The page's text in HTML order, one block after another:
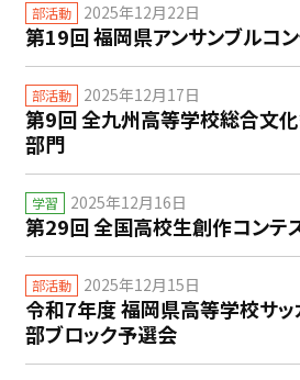
部活動 2025年12月22日
第19回 福岡県アンサンブルコ
部活動 2025年12月17日
第9回 全九州高等学校総合文
部門
学習 2025年12月16日
第29回 全国高校生創作コンテ
部活動 2025年12月15日
令和7年度 福岡県高等学校サ
部ブロック予選会